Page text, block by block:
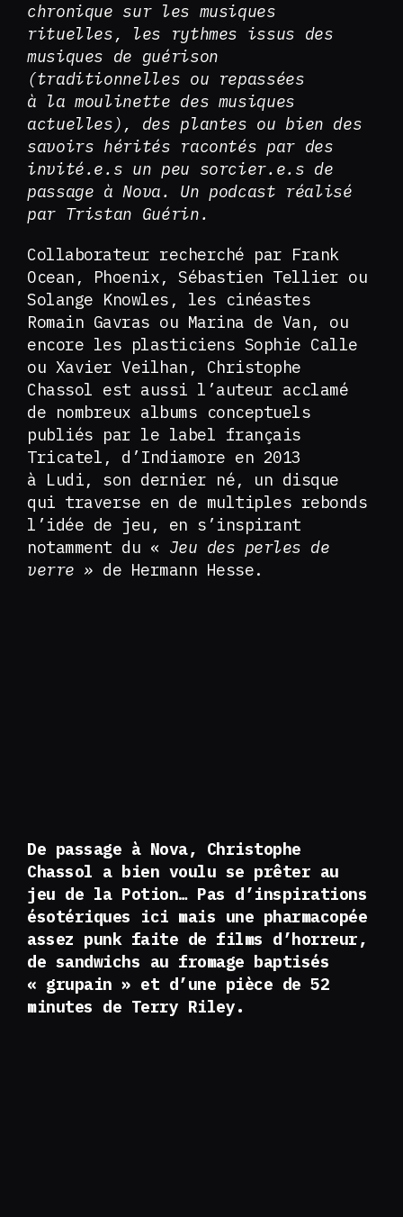
chronique sur les musiques
rituelles, les rythmes issus des
musiques de guérison
(traditionnelles ou repassées
à la moulinette des musiques
actuelles), des plantes ou bien des
savoirs hérités racontés par des
invité.e.s un peu sorcier.e.s de
passage à Nova.
Un podcast réalisé
par Tristan Guérin.
Collaborateur recherché par Frank
Ocean, Phoenix, Sébastien Tellier ou
Solange Knowles, les cinéastes
Romain Gavras ou Marina de Van, ou
encore les plasticiens Sophie Calle
ou Xavier Veilhan, Christophe
Chassol est aussi l’auteur acclamé
de nombreux albums conceptuels
publiés par le label français
Tricatel, d’Indiamore en 2013
à Ludi, son dernier né, un disque
qui traverse en de multiples rebonds
l’idée de jeu, en s’inspirant
notamment du « Jeu des perles de
verre » de Hermann Hesse.
De passage à Nova, Christophe
Chassol a bien voulu se prêter au
jeu de la Potion… Pas d’inspirations
ésotériques ici mais une pharmacopée
assez punk faite de films d’horreur,
de sandwichs au fromage baptisés
« grupain » et d’une pièce de 52
minutes de Terry Riley.